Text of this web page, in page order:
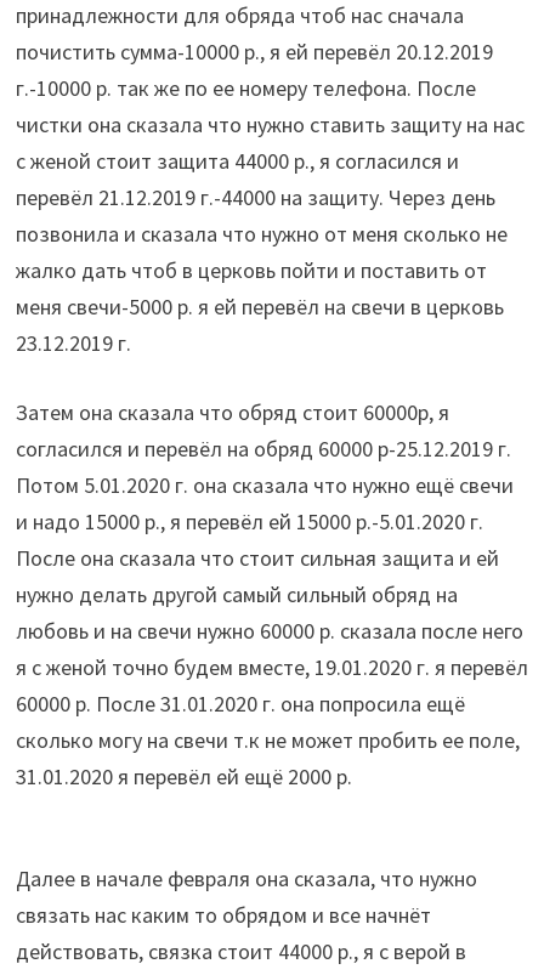
принадлежности для обряда чтоб нас сначала
почистить сумма-10000 р., я ей перевёл 20.12.2019
г.-10000 р. так же по ее номеру телефона. После
чистки она сказала что нужно ставить защиту на нас
с женой стоит защита 44000 р., я согласился и
перевёл 21.12.2019 г.-44000 на защиту. Через день
позвонила и сказала что нужно от меня сколько не
жалко дать чтоб в церковь пойти и поставить от
меня свечи-5000 р. я ей перевёл на свечи в церковь
23.12.2019 г.
Затем она сказала что обряд стоит 60000р, я
согласился и перевёл на обряд 60000 р-25.12.2019 г.
Потом 5.01.2020 г. она сказала что нужно ещё свечи
и надо 15000 р., я перевёл ей 15000 р.-5.01.2020 г.
После она сказала что стоит сильная защита и ей
нужно делать другой самый сильный обряд на
любовь и на свечи нужно 60000 р. сказала после него
я с женой точно будем вместе, 19.01.2020 г. я перевёл
60000 р. После 31.01.2020 г. она попросила ещё
сколько могу на свечи т.к не может пробить ее поле,
31.01.2020 я перевёл ей ещё 2000 р.
Далее в начале февраля она сказала, что нужно
связать нас каким то обрядом и все начнёт
действовать, связка стоит 44000 р., я с верой в